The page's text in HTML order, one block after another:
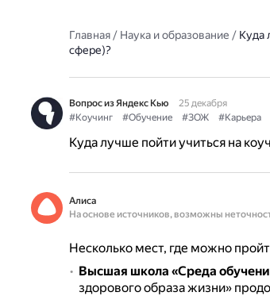
Главная/ Наука и образование / Куда
сфере)?
Вопрос из Яндекс Кью
25 декабря
#Коучинг
#Обучение #ЗОЖ #Карьера
Куда лучше пойти учиться на
Алиса
На основе источников, возможны
Несколько мест, где можно
Высшая школа «Среда
здорового образа жизни»